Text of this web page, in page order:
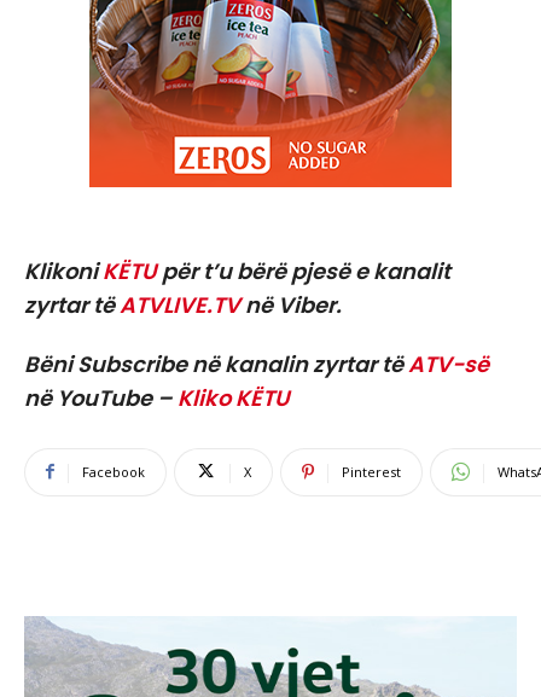
KlikoniKËTUpër t’u bërë pjesë e kanalit
zyrtar tëATVLIVE.TVnë Viber.
Bëni Subscribe në kanalin zyrtar tëATV-së
në YouTube – Kliko KËTU
Facebook X Pinterest